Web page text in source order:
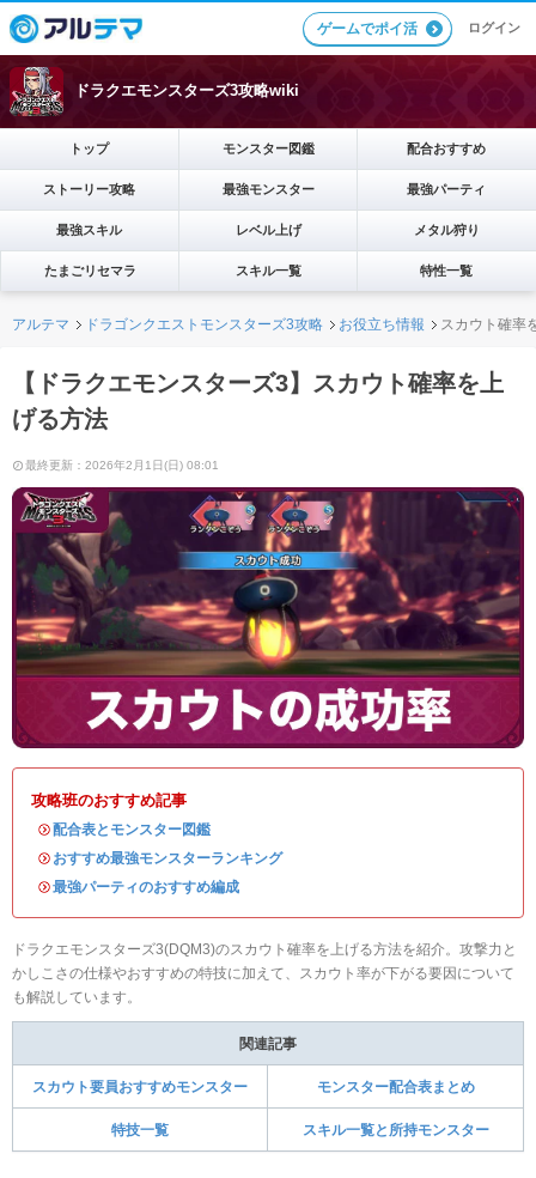
ゲームでポイ活 ログイン
ドラクエモンスターズ3攻略wiki
トップ モンスター図鑑 配合おすすめ
ストーリー攻略 最強モンスター 最強パーティ
最強スキル レベル上げ メタル狩り
たまごリセマラ スキル一覧 特性一覧
アルテマ ドラゴンクエストモンスターズ3攻略 お役立ち情報 スカウト確率
【ドラクエモンスターズ3】スカウト確率を上
げる方法
最終更新：2026年2月1日(日) 08:01
攻略班のおすすめ記事
・配合表とモンスター図鑑
・ おすすめ最強モンスターランキング
・最強パーティのおすすめ編成
ドラクエモンスターズ3(DQM3)のスカウト確率を上げる方法を紹介。攻撃力と
かしこさの仕様やおすすめの特技に加えて、スカウト率が下がる要因について
も解説しています。
関連記事
スカウト要員おすすめモンスター モンスター配合表まとめ
特技一覧 スキル一覧と所持モンスター